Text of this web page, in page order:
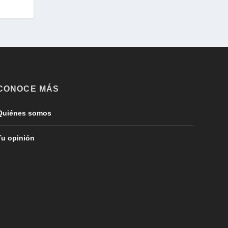
MÁS
somos
opinión